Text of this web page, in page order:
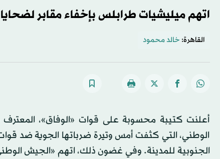
اتهم ميليشيات طرابلس بإخفاء مقابر لضحايا
القاهرة: خالد محمود
أعلنت كتيبة محسوبة على قوات «الوفاق»، المعترف
الوطني، التي كثفت أمس وتيرة ضرباتها الجوية ضد
الجنوبية للمدينة. وفي غضون ذلك، اتهم «الجيش